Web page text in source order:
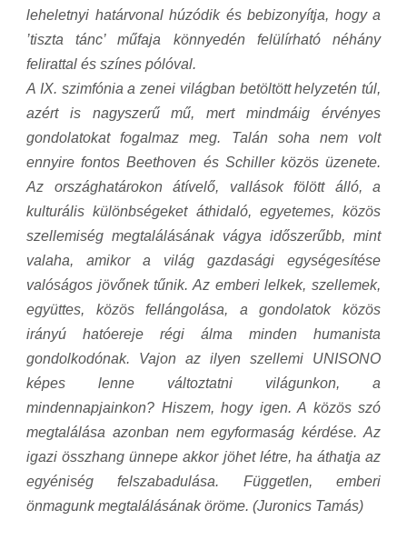
leheletnyi határvonal húzódik és bebizonyítja, hogy a
’tiszta tánc’ műfaja könnyedén felülírható néhány
felirattal és színes pólóval.
A IX. szimfónia a zenei világban betöltött helyzetén túl,
azért is nagyszerű mű, mert mindmáig érvényes
gondolatokat fogalmaz meg. Talán soha nem volt
ennyire fontos Beethoven és Schiller közös üzenete.
Az országhatárokon átívelő, vallások fölött álló, a
kulturális különbségeket áthidaló, egyetemes, közös
szellemiség megtalálásának vágya időszerűbb, mint
valaha, amikor a világ gazdasági egységesítése
valóságos jövőnek tűnik. Az emberi lelkek, szellemek,
együttes, közös fellángolása, a gondolatok közös
irányú hatóereje régi álma minden humanista
gondolkodónak. Vajon az ilyen szellemi UNISONO
képes lenne változtatni világunkon, a
mindennapjainkon? Hiszem, hogy igen. A közös szó
megtalálása azonban nem egyformaság kérdése. Az
igazi összhang ünnepe akkor jöhet létre, ha áthatja az
egyéniség felszabadulása. Független, emberi
önmagunk megtalálásának öröme. (Juronics Tamás)